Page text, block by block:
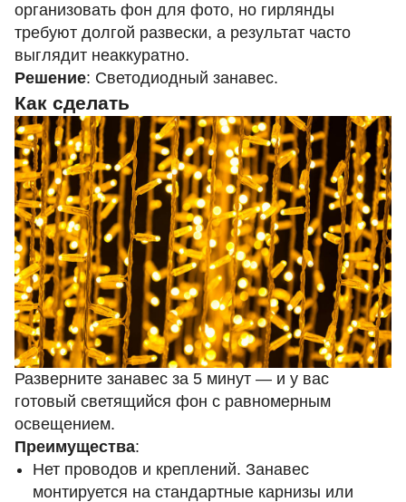
организовать фон для фото, но гирлянды
требуют долгой развески, а результат часто
выглядит неаккуратно.
Решение: Светодиодный занавес.
Как сделать
Разверните занавес за 5 минут — и у вас
готовый светящийся фон с равномерным
освещением.
Преимущества:
Нет проводов и креплений. Занавес
монтируется на стандартные карнизы или